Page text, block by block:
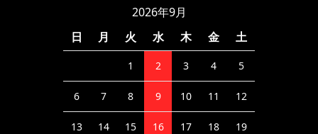
2026年9月
日
月 火 水 木 金 土
1 2 3 4 5
6 7 8 9 10 11 12
13 14 15 16 17 18 19